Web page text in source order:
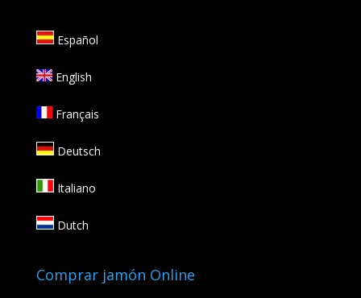
Español
English
Français
Deutsch
Italiano
Dutch
Comprar jamón Online